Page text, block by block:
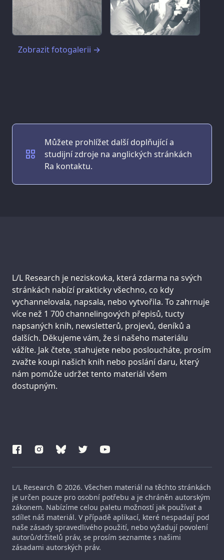
Zobrazit fotogalerii →
Můžete prohlížet další doplňující a
studijní zdroje na anglických stránkách
Ra kontaktu.
Support us:
L/L Research je neziskovka, která zdarma na svých
stránkách nabízí prakticky všechno, co kdy
vychannelovala, napsala, nebo vytvořila. To zahrnuje
více než 1 700 channelingových přepisů, tucty
napsaných knih, newsletterů, projevů, deníků a
dalších. Děkujeme vám, že si našeho materiálu
vážíte. Jak čtete, stahujete nebo posloucháte, prosím
zvažte koupi našich knih nebo poslání daru, který
nám pomůže udržet tento materiál všem
dostupným.
L/L Research © 2026. Všechen materiál na těchto stránkách
je určen pouze pro osobní potřebu a je chráněn autorským
zákonem. Nabízíme celou paletu možností jak používat a
sdílet náš materiál. V případě aplikací, které nespadají pod
naše zásady spravedlivého použití, nebo vyžadují povolení
autorů/držitelů práv, se prosím seznamte s našimi
zásadami autorských práv.